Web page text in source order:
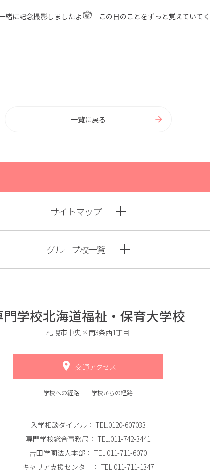
緒に記念撮影しましたよ
この日のことをずっと覚えていて
一覧に戻る
サイトマップ
グループ校一覧
門学校北海道福祉・保育大学校
札幌市中央区南3条西1丁目
交通アクセス
学校への経路 学校からの経路
入学相談ダイアル： TEL.0120-607033
専門学校総合事務局： TEL.011-742-3441
吉田学園法人本部： TEL.011-711-6070
キャリア支援センター： TEL.011-711-1347